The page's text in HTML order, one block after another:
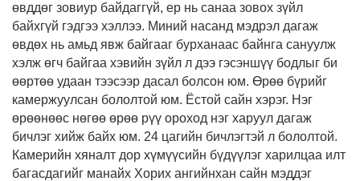
өвддөг зовиур байдаггүй, ер нь санаа зовох зүйл
байхгүй гэдгээ хэллээ. Миний насанд мэдрэл дагаж
өвдөх нь амьд явж байгааг бурханаас байнга сануулж
хэлж өгч байгаа хэвийн зүйл л дээ гэсэншүү бодлыг би
өөртөө удаан тээсээр дасал болсон юм. Өрөө бүрийг
камержуулсан бололтой юм. Ёстой сайн хэрэг. Нэг
өрөөнөөс нөгөө өрөө рүү ороход нэг харуул дагаж
бичлэг хийж байх юм. 24 цагийн бичлэгтэй л бололтой.
Камерийн хяналт дор хүмүүсийн бүдүүлэг харилцаа илт
багасдагийг манайх Хорих ангийнхан сайн мэддэг